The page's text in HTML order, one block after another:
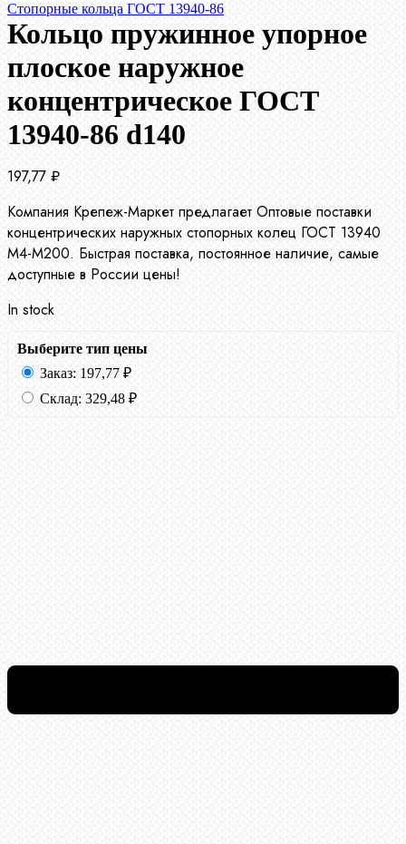
Стопорные кольца ГОСТ 13940-86
Кольцо пружинное упорное
плоское наружное
концентрическое ГОСТ
13940-86 d140
197,77 ₽
Компания Крепеж-Маркет предлагает Оптовые поставки
концентрических наружных стопорных колец ГОСТ 13940
М4-М200. Быстрая поставка, постоянное наличие, самые
доступные в России цены!
In stock
Выберите тип цены
Заказ: 197,77 ₽
Склад: 329,48 ₽